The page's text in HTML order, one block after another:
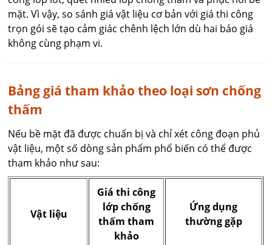
mặt. Vì vậy, so sánh giá vật liệu cơ bản với giá thi công
trọn gói sẽ tạo cảm giác chênh lệch lớn dù hai báo giá
không cùng phạm vi.
Bảng giá tham khảo theo loại sơn chống
thấm
Nếu bề mặt đã được chuẩn bị và chỉ xét công đoạn phủ
vật liệu, một số dòng sản phẩm phổ biến có thể được
tham khảo như sau:
Vật liệu
Giá thi công
lớp chống
thấm tham
khảo
Ứng dụng
thường gặp